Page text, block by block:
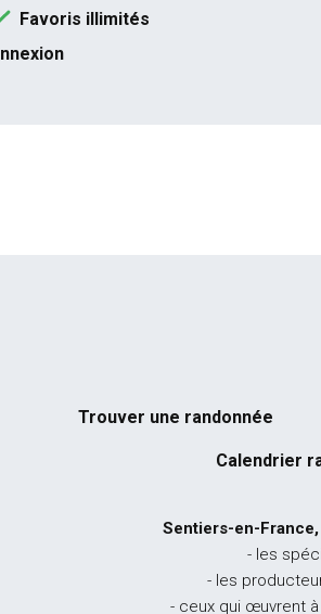
Favoris illimités
Trouver une randonnée
Calendrier
Sentiers-en-
- les
- les
- ceux qui œuvrent